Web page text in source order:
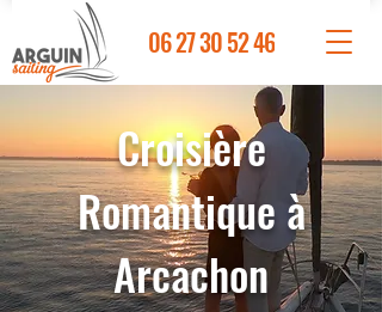
06 27 30 52 46
Croisière
Romantique à
Arcachon